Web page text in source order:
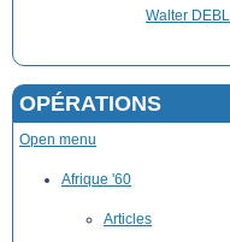
Walter
OPÉRATIONS
Open menu
Afrique '60
Articles